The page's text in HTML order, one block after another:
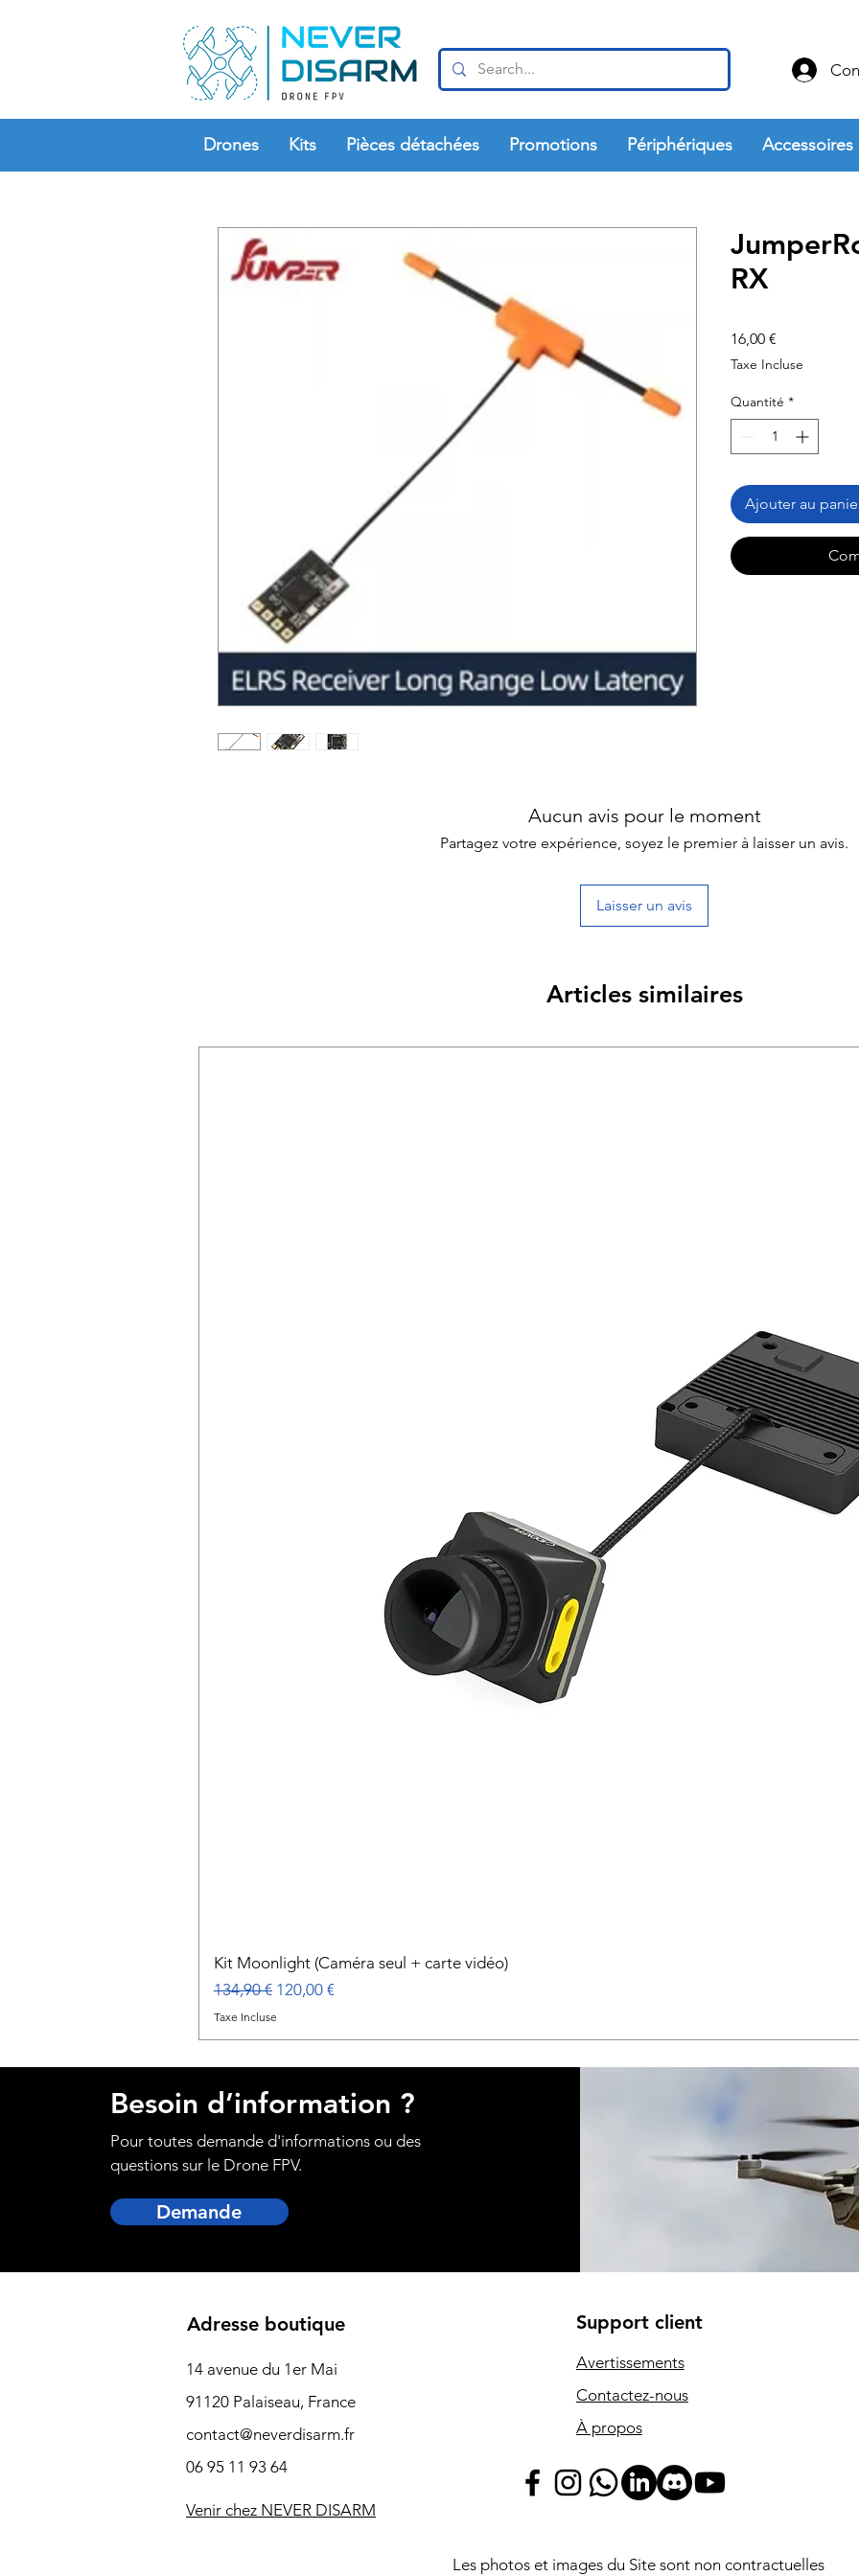
Drones Kits Pièces détachées Promotions Périphériques Accessoires
RX
16,00 €
Taxe Incluse
Quantité *
Ajouter au
Aucun avis pour le moment
Partagez votre expérience, soyez le premier à laisser un avis.
Laisser un avis
Articles similaires
Kit Moonlight (Caméra seul + carte vidéo)
Prix original
134,90 € Prix promotionnel
120,00 €
Taxe Incluse
Besoin d’information ?
Pour toutes demande d'informations ou des
questions sur le Drone FPV.
Demande
Adresse boutique
14 avenue du 1er Mai
91120 Palaiseau, France
contact@neverdisarm.fr
06 95 11 93 64
Venir chez NEVER DISARM
Support client
Avertissements
Contactez-nous
À propos
Les photos et images du Site sont non contractuelles